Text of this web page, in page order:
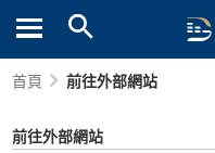
首頁 前往外部網站
前往外部網站